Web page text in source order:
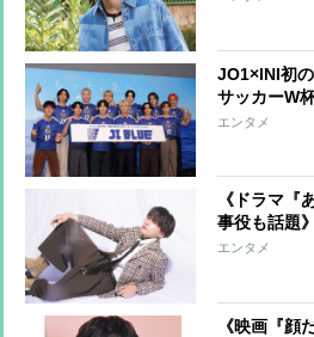
JO1×INI初
サッカーW
ーに就任！
エンタメ
《ドラマ『
事役も話題
ンタビュー
エンタメ
《映画『顔